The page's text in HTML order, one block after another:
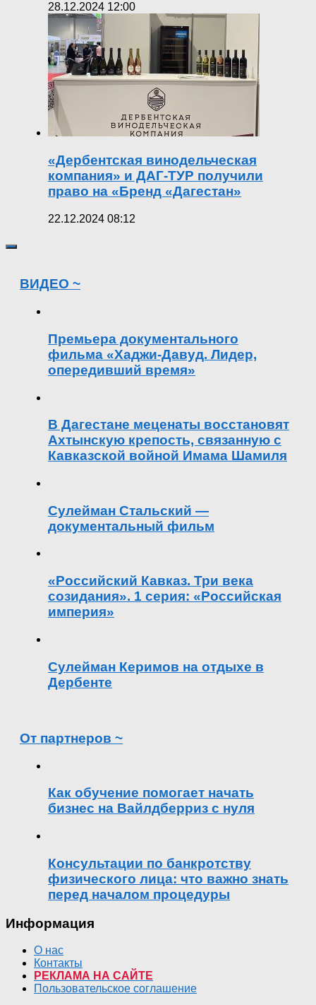
28.12.2024 12:00
«Дербентская винодельческая
компания» и ДАГ-ТУР получили
право на «Бренд «Дагестан»
22.12.2024 08:12
ВИДЕО ~
Премьера документального
фильма «Хаджи-Давуд. Лидер,
опередивший время»
В Дагестане меценаты восстановят
Ахтынскую крепость, связанную с
Кавказской войной Имама Шамиля
Сулейман Стальский —
документальный фильм
«Российский Кавказ. Три века
созидания». 1 серия: «Российская
империя»
Сулейман Керимов на отдыхе в
Дербенте
От партнеров ~
Как обучение помогает начать
бизнес на Вайлдберриз с нуля
Консультации по банкротству
физического лица: что важно знать
перед началом процедуры
Информация
О нас
Контакты
РЕКЛАМА НА САЙТЕ
Пользовательское соглашение